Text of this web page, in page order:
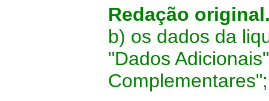
Redação
b) os dados da
"Dados
Complementares";